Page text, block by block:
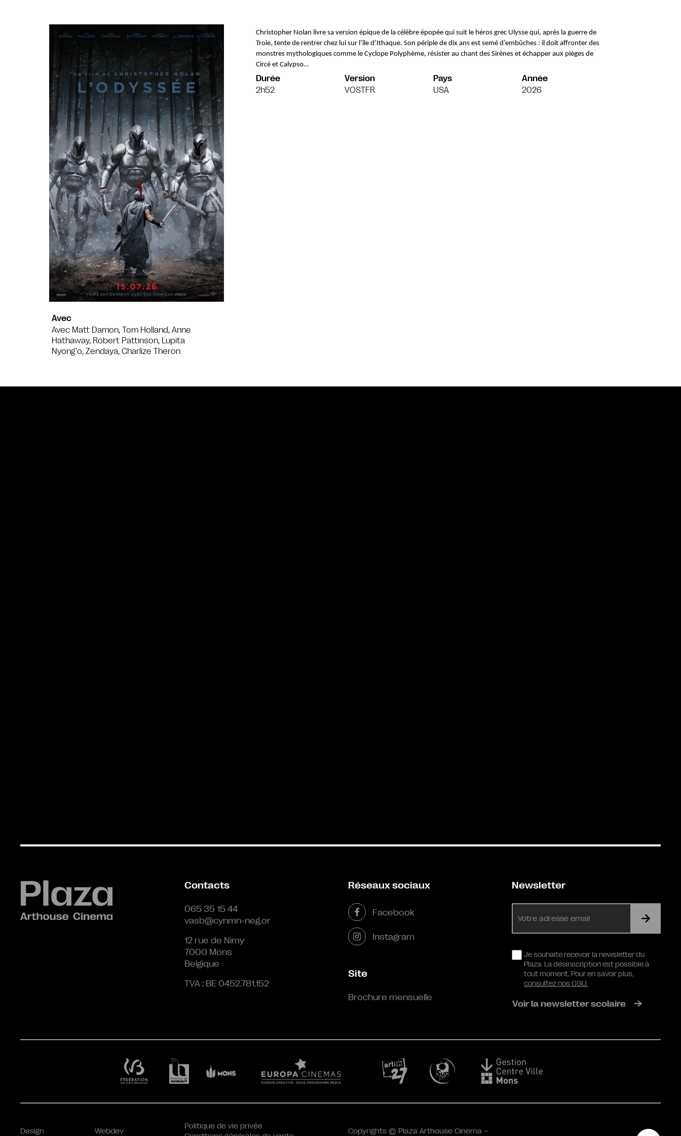
Avec
Avec Matt Damon, Tom Holland, Anne
Hathaway, Robert Pattinson, Lupita
Nyong'o, Zendaya, Charlize Theron
Christopher Nolan livre sa version épique de la célèbre épopée qui suit le héros grec Ulysse qui, après la guerre de
Troie, tente de rentrer chez lui sur l’île d’Ithaque. Son périple de dix ans est semé d’embûches : il doit affronter des
monstres mythologiques comme le Cyclope Polyphème, résister au chant des Sirènes et échapper aux pièges de
Circé et Calypso…
Durée
2h52
Version
VOSTFR
Pays
USA
Année
2026
Contacts
065 35 15 44
vasb@cynmn-neg.or
12 rue de Nimy
7000 Mons
Belgique
TVA : BE 0452.781.152
Réseaux sociaux
Facebook
Instagram
Site
Brochure mensuelle
Newsletter
mail
RGPDJe souhaite recevoir la newsletter du
Plaza. La désinscription est possible à
tout moment. Pour en savoir plus,
consultez nos CGU.
Voir la newsletter scolaire
Design Webdev
Politique de vie privée
Copyrights © Plaza Arthouse Cinema –